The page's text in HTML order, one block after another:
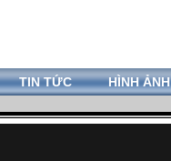
TIN TỨC HÌNH ẢNH